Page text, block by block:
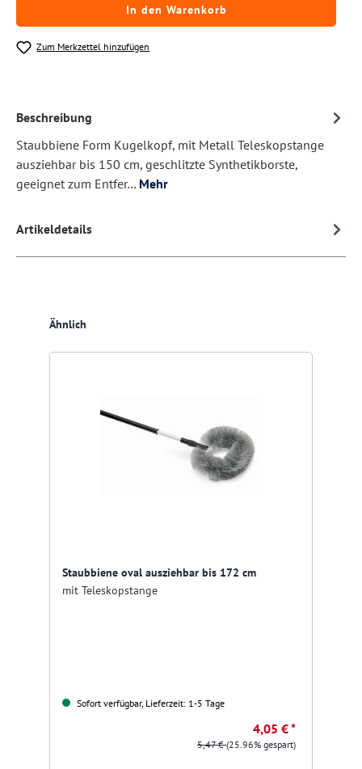
In den Warenkorb
Zum Merkzettel hinzufügen
Beschreibung
Staubbiene Form Kugelkopf, mit Metall Teleskopstange
ausziehbar bis 150 cm, geschlitzte Synthetikborste,
geeignet zum Entfer… Mehr
Artikeldetails
Produktgalerie überspringen
Ähnlich
Staubbiene oval ausziehbar bis 172 cm
mit Teleskopstange
Sofort verfügbar, Lieferzeit: 1-5 Tage
4,05 € *
5,47 €(25.96% gespart)